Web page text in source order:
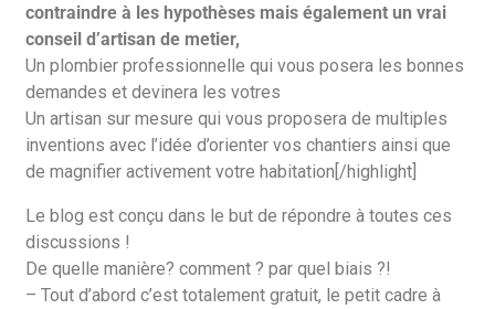
contraindre à les hypothèses mais également un vrai
conseil d’artisan de metier,
Un plombier professionnelle qui vous posera les bonnes
demandes et devinera les votres
Un artisan sur mesure qui vous proposera de multiples
inventions avec l’idée d’orienter vos chantiers ainsi que
de magnifier activement votre habitation[/highlight]
Le blog est conçu dans le but de répondre à toutes ces
discussions !
De quelle manière? comment ? par quel biais ?!
– Tout d’abord c’est totalement gratuit, le petit cadre à